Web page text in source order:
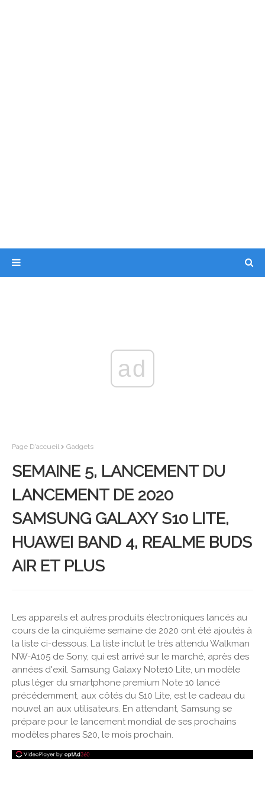
ad
Page D'accueil Gadgets
SEMAINE 5, LANCEMENT DU
LANCEMENT DE 2020
SAMSUNG GALAXY S10 LITE,
HUAWEI BAND 4, REALME BUDS
AIR ET PLUS
Les appareils et autres produits électroniques lancés au
cours de la cinquième semaine de 2020 ont été ajoutés à
la liste ci-dessous. La liste inclut le très attendu Walkman
NW-A105 de Sony, qui est arrivé sur le marché, après des
années d'exil. Samsung Galaxy Note10 Lite, un modèle
plus léger du smartphone premium Note 10 lancé
précédemment, aux côtés du S10 Lite, est le cadeau du
nouvel an aux utilisateurs. En attendant, Samsung se
prépare pour le lancement mondial de ses prochains
modèles phares S20, le mois prochain.